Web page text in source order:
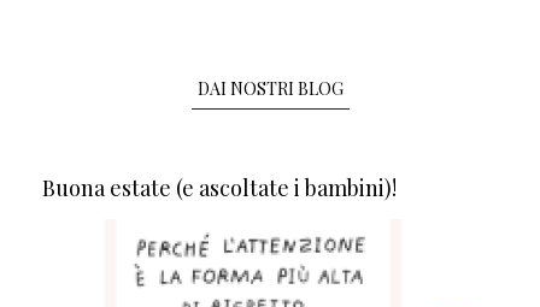
DAI NOSTRI BLOG
Buona estate (e ascoltate i bambini)!